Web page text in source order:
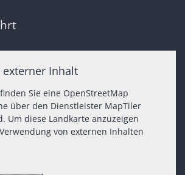
Inhalt
Sie eine OpenStreetMap
über den Dienstleister MapTiler
Um diese Landkarte anzuzeigen
von externen Inhalten